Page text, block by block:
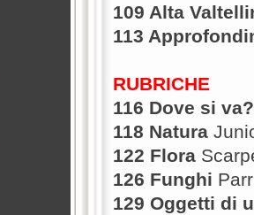
109 Alta
113
RUBRICHE
116 Dove si va?
118 Natura
122 Flora
126 Funghi
129 Oggetti di